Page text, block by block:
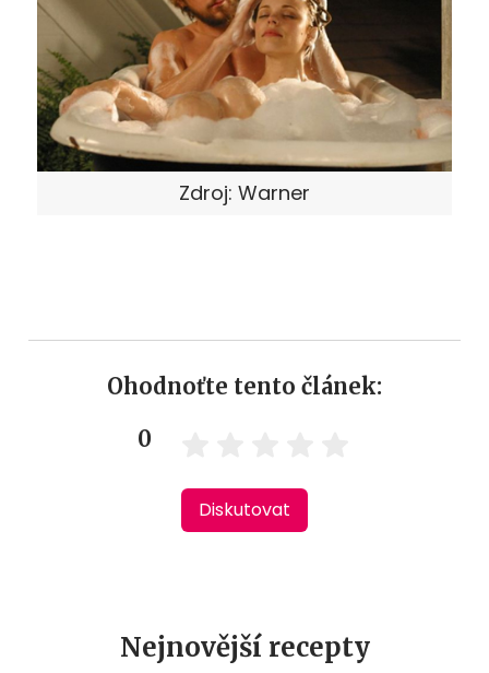
Zdroj: Warner
Ohodnoťte tento článek:
0
Diskutovat
Nejnovější recepty